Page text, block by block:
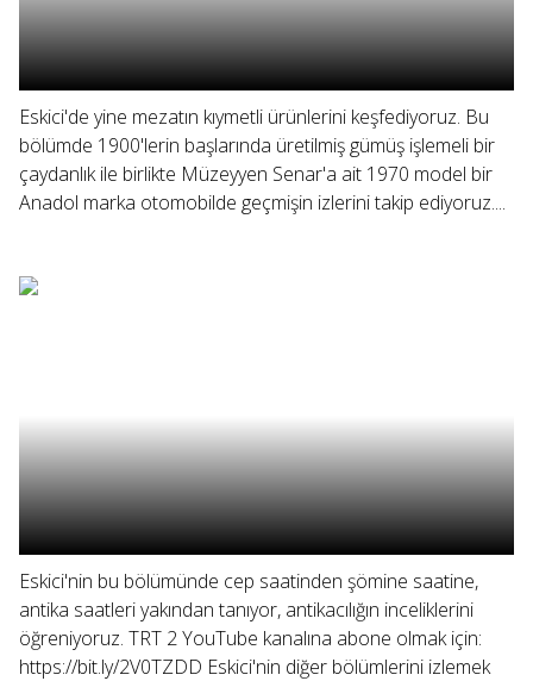
Eskici'de yine mezatın kıymetli ürünlerini keşfediyoruz. Bu
bölümde 1900'lerin başlarında üretilmiş gümüş işlemeli bir
çaydanlık ile birlikte Müzeyyen Senar'a ait 1970 model bir
Anadol marka otomobilde geçmişin izlerini takip ediyoruz....
Eskici'nin bu bölümünde cep saatinden şömine saatine,
antika saatleri yakından tanıyor, antikacılığın inceliklerini
öğreniyoruz. TRT 2 YouTube kanalına abone olmak için:
https://bit.ly/2V0TZDD Eskici'nin diğer bölümlerini izlemek